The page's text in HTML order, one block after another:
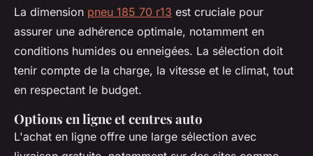
La dimension pneu 185 70 r13 est cruciale pour
assurer une adhérence optimale, notamment en
conditions humides ou enneigées. La sélection doit
tenir compte de la charge, la vitesse et le climat, tout
en respectant le budget.
Options en ligne et centres auto
L'achat en ligne offre une large sélection avec